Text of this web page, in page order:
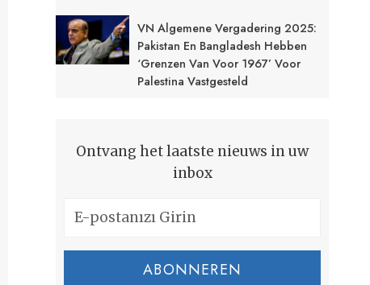
VN Algemene Vergadering 2025:
Pakistan En Bangladesh Hebben
‘grenzen Van Voor 1967’ Voor
Palestina Vastgesteld
Ontvang het laatste nieuws in uw
inbox
ABONNEREN